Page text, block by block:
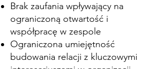
Brak zaufania wpływający na
ograniczoną otwartość i
współpracę w zespole
Ograniczona umiejętność
budowania relacji z kluczowymi